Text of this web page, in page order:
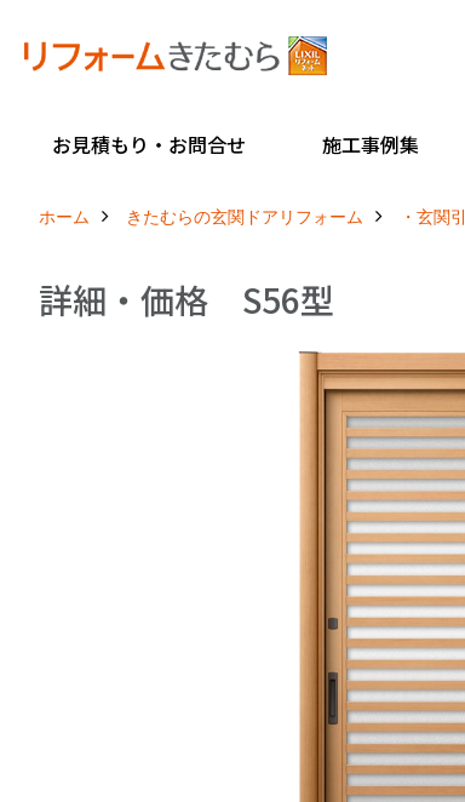
お見積もり・お問合せ 施工事例集
ホーム きたむらの玄関ドアリフォーム ・玄関
詳細・価格 S56型